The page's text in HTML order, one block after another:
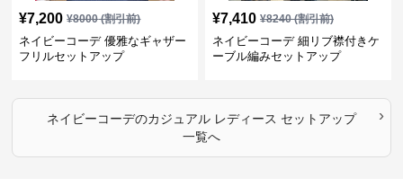
¥7,200 ¥8000(割引前)
ネイビーコーデ 優雅なギャザー
フリルセットアップ
¥7,410 ¥8240(割引前)
ネイビーコーデ 細リブ襟付きケ
ーブル編みセットアップ
ネイビーコーデのカジュアル レディース セットアップ
一覧へ
›